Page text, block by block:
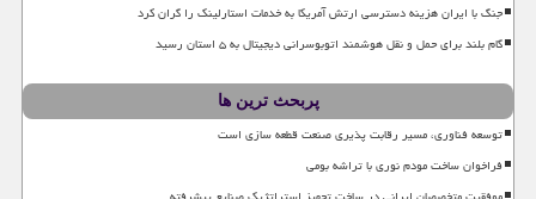
جنگ با ایران هزینه دسترسی ارتش آمریکا به خدمات استارلینک را گران کرد
گام بلند برای حمل و نقل هوشمند اتوبوسرانی دیجیتال به ۵ استان رسید
پربحث ترین ها
توسعه فناوری، مسیر رقابت پذیری صنعت قطعه سازی است
فراخوان ساخت مودم نوری با تراشه بومی